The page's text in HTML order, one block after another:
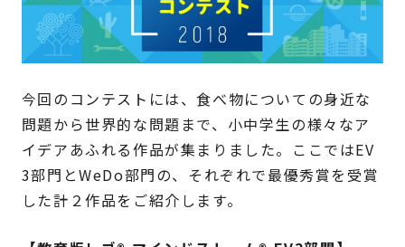
今回のコンテストには、食べ物についての身近な
問題から世界的な問題まで、小中学生の様々なア
イデアあふれる作品が集まりました。ここではEV
3部門とWeDo部門の、それぞれで最優秀賞を受賞
した計２作品をご紹介します。